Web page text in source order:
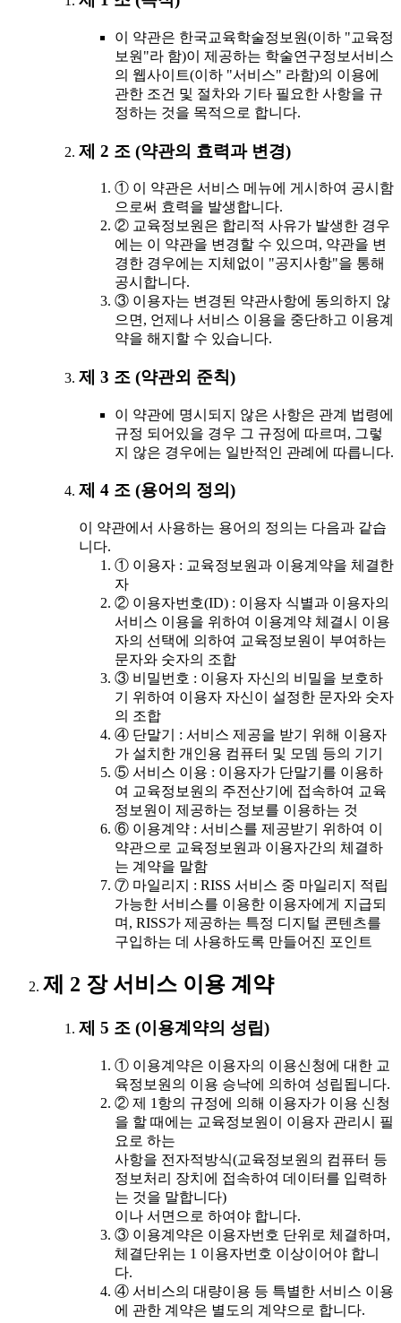
이 약관은 한국교육학술정보원(이하 "교육정
보원"라 함)이 제공하는 학술연구정보서비스
의 웹사이트(이하 "서비스" 라함)의 이용에
관한 조건 및 절차와 기타 필요한 사항을 규
정하는 것을 목적으로 합니다.
제 2 조 (약관의 효력과 변경)
① 이 약관은 서비스 메뉴에 게시하여 공시함
으로써 효력을 발생합니다.
② 교육정보원은 합리적 사유가 발생한 경우
에는 이 약관을 변경할 수 있으며, 약관을 변
경한 경우에는 지체없이 "공지사항"을 통해
공시합니다.
③ 이용자는 변경된 약관사항에 동의하지 않
으면, 언제나 서비스 이용을 중단하고 이용계
약을 해지할 수 있습니다.
제 3 조 (약관외 준칙)
이 약관에 명시되지 않은 사항은 관계 법령에
규정 되어있을 경우 그 규정에 따르며, 그렇
지 않은 경우에는 일반적인 관례에 따릅니다.
제 4 조 (용어의 정의)
이 약관에서 사용하는 용어의 정의는 다음과 같습
니다.
① 이용자 : 교육정보원과 이용계약을 체결한
자
② 이용자번호(ID) : 이용자 식별과 이용자의
서비스 이용을 위하여 이용계약 체결시 이용
자의 선택에 의하여 교육정보원이 부여하는
문자와 숫자의 조합
③ 비밀번호 : 이용자 자신의 비밀을 보호하
기 위하여 이용자 자신이 설정한 문자와 숫자
의 조합
④ 단말기 : 서비스 제공을 받기 위해 이용자
가 설치한 개인용 컴퓨터 및 모뎀 등의 기기
⑤ 서비스 이용 : 이용자가 단말기를 이용하
여 교육정보원의 주전산기에 접속하여 교육
정보원이 제공하는 정보를 이용하는 것
⑥ 이용계약 : 서비스를 제공받기 위하여 이
약관으로 교육정보원과 이용자간의 체결하
는 계약을 말함
⑦ 마일리지 : RISS 서비스 중 마일리지 적립
가능한 서비스를 이용한 이용자에게 지급되
며, RISS가 제공하는 특정 디지털 콘텐츠를
구입하는 데 사용하도록 만들어진 포인트
제 2 장 서비스 이용 계약
제 5 조 (이용계약의 성립)
① 이용계약은 이용자의 이용신청에 대한 교
육정보원의 이용 승낙에 의하여 성립됩니다.
② 제 1항의 규정에 의해 이용자가 이용 신청
을 할 때에는 교육정보원이 이용자 관리시 필
요로 하는
사항을 전자적방식(교육정보원의 컴퓨터 등
정보처리 장치에 접속하여 데이터를 입력하
는 것을 말합니다)
이나 서면으로 하여야 합니다.
③ 이용계약은 이용자번호 단위로 체결하며,
체결단위는 1 이용자번호 이상이어야 합니
다.
④ 서비스의 대량이용 등 특별한 서비스 이용
에 관한 계약은 별도의 계약으로 합니다.